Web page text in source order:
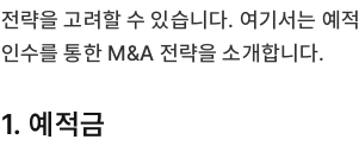
전략을 고려할 수 있습니다. 여기서는 예
인수를 통한 M&A 전략을 소개합니다.
1. 예적금